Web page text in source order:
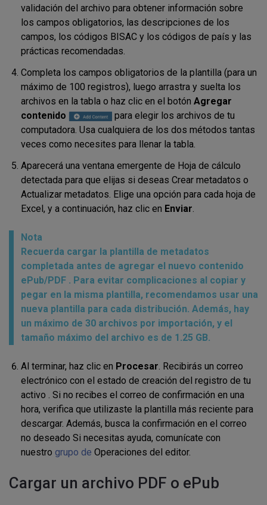
validación del archivo para obtener información sobre
los campos obligatorios, las descripciones de los
campos, los códigos BISAC y los códigos de país y las
prácticas recomendadas.
Completa los campos obligatorios de la plantilla (para un
máximo de 100 registros), luego arrastra y suelta los
archivos en la tabla o haz clic en el botón Agregar
contenido
para elegir los archivos de tu
computadora. Usa cualquiera de los dos métodos tantas
veces como necesites para llenar la tabla.
Aparecerá una ventana emergente de Hoja de cálculo
detectada para que elijas si deseas Crear metadatos o
Actualizar metadatos. Elige una opción para cada hoja de
Excel, y a continuación, haz clic en Enviar.
Nota
Recuerda cargar la plantilla de metadatos
completada antes de agregar el nuevo contenido
ePub/PDF . Para evitar complicaciones al copiar y
pegar en la misma plantilla, recomendamos usar una
nueva plantilla para cada distribución. Además, hay
un máximo de 30 archivos por importación, y el
tamaño máximo del archivo es de 1.25 GB.
Al terminar, haz clic en Procesar. Recibirás un correo
electrónico con el estado de creación del registro de tu
activo . Si no recibes el correo de confirmación en una
hora, verifica que utilizaste la plantilla más reciente para
descargar. Además, busca la confirmación en el correo
no deseado Si necesitas ayuda, comunícate con
nuestro grupo de Operaciones del editor.
Cargar un archivo PDF o ePub